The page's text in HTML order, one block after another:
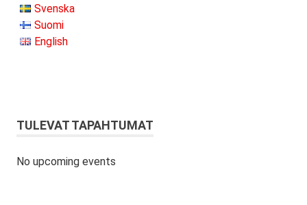
Svenska
Suomi
English
TULEVAT TAPAHTUMAT
No upcoming events